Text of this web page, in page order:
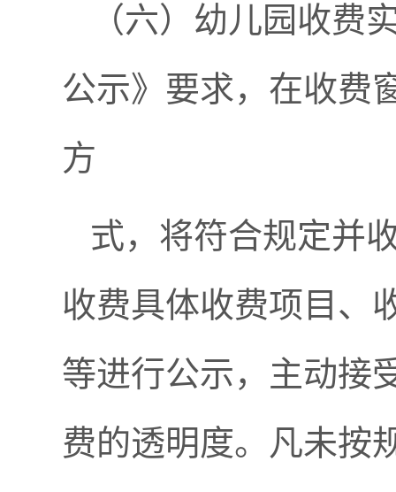
（六）幼儿园收费
公示》要求，在收费
方
式，将符合规定并
收费具体收费项目、
等进行公示，主动接
费的透明度。凡未按